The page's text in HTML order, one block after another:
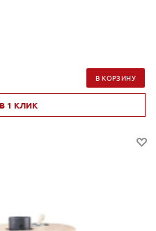
В КОРЗИНУ
1 КЛИК